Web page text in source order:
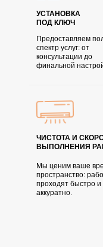
УСТАНОВКА
ПОД КЛЮЧ
ЧИСТОТА И
ВЫПОЛНЕНИЯ
Предоставляем
спектр услуг: от
консультации до
финальной
Мы ценим ваше
пространство:
проходят быстро и
аккуратно.